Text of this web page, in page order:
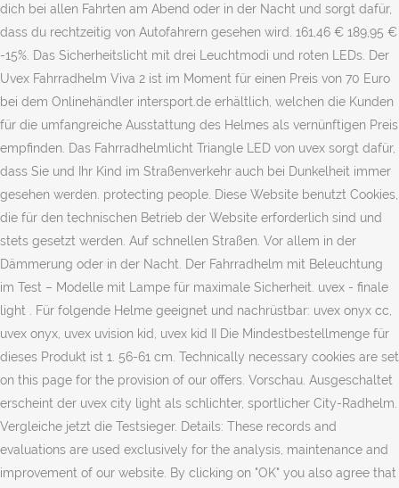
dich bei allen Fahrten am Abend oder in der Nacht und sorgt dafür,
dass du rechtzeitig von Autofahrern gesehen wird. 161,46 € 189,95 €
-15%. Das Sicherheitslicht mit drei Leuchtmodi und roten LEDs. Der
Uvex Fahrradhelm Viva 2 ist im Moment für einen Preis von 70 Euro
bei dem Onlinehändler intersport.de erhältlich, welchen die Kunden
für die umfangreiche Ausstattung des Helmes als vernünftigen Preis
empfinden. Das Fahrradhelmlicht Triangle LED von uvex sorgt dafür,
dass Sie und Ihr Kind im Straßenverkehr auch bei Dunkelheit immer
gesehen werden. protecting people. Diese Website benutzt Cookies,
die für den technischen Betrieb der Website erforderlich sind und
stets gesetzt werden. Auf schnellen Straßen. Vor allem in der
Dämmerung oder in der Nacht. Der Fahrradhelm mit Beleuchtung
im Test – Modelle mit Lampe für maximale Sicherheit. uvex - finale
light . Für folgende Helme geeignet und nachrüstbar: uvex onyx cc,
uvex onyx, uvex uvision kid, uvex kid II Die Mindestbestellmenge für
dieses Produkt ist 1. 56-61 cm. Technically necessary cookies are set
on this page for the provision of our offers. Vorschau. Ausgeschaltet
erscheint der uvex city light als schlichter, sportlicher City-Radhelm.
Vergleiche jetzt die Testsieger. Details: These records and
evaluations are used exclusively for the analysis, maintenance and
improvement of our website. By clicking on "OK" you also agree that